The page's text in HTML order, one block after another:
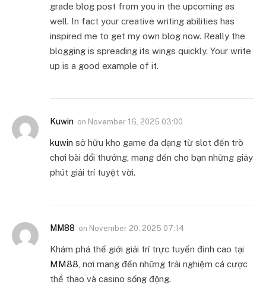
grade blog post from you in the upcoming as
well. In fact your creative writing abilities has
inspired me to get my own blog now. Really the
blogging is spreading its wings quickly. Your write
up is a good example of it.
Kuwin on November 16, 2025 03:00
kuwin sở hữu kho game đa dạng từ slot đến trò
chơi bài đổi thưởng, mang đến cho bạn những giây
phút giải trí tuyệt vời.
MM88 on November 20, 2025 07:14
Khám phá thế giới giải trí trực tuyến đỉnh cao tại
MM88 , nơi mang đến những trải nghiệm cá cược
thể thao và casino sống động.